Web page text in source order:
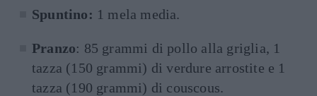
Spuntino: 1 mela media.
Pranzo: 85 grammi di pollo alla griglia, 1
tazza (150 grammi) di verdure arrostite e 1
tazza (190 grammi) di couscous.